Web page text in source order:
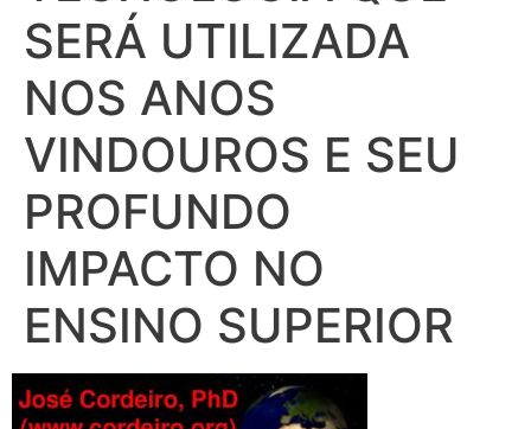
SERÁ UTILIZADA
NOS ANOS
VINDOUROS E SEU
PROFUNDO
IMPACTO NO
ENSINO SUPERIOR